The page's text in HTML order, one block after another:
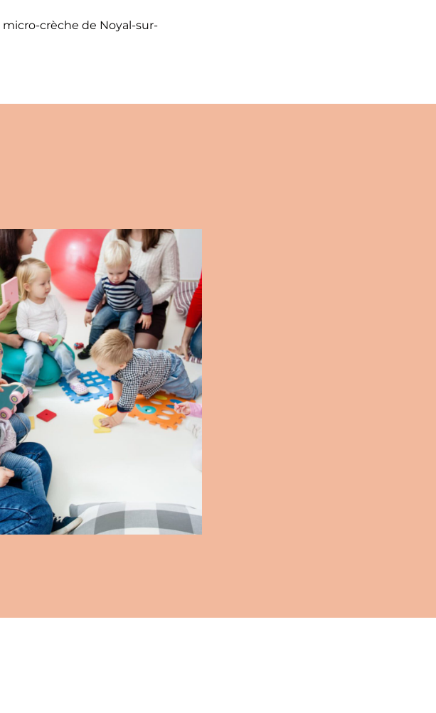
micro-crèche de Noyal-sur-